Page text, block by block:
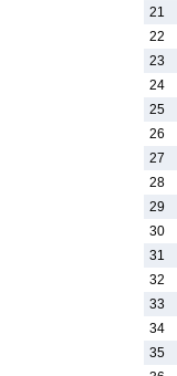
21
22
23
24
25
26
27
28
29
30
31
32
33
34
35